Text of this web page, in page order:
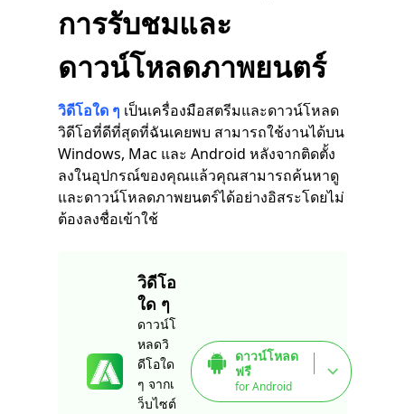
การรับชมและ
ดาวน์โหลดภาพยนตร์
วิดีโอใด ๆ เป็นเครื่องมือสตรีมและดาวน์โหลด
วิดีโอที่ดีที่สุดที่ฉันเคยพบ สามารถใช้งานได้บน
Windows, Mac และ Android หลังจากติดตั้ง
ลงในอุปกรณ์ของคุณแล้วคุณสามารถค้นหาดู
และดาวน์โหลดภาพยนตร์ได้อย่างอิสระโดยไม่
ต้องลงชื่อเข้าใช้
วิดีโอ
ใด ๆ
ดาวน์โ
หลดวิ
ดีโอใด
ๆ จากเ
ว็บไซต์
ดาวน์โหลด
ฟรี
for Android